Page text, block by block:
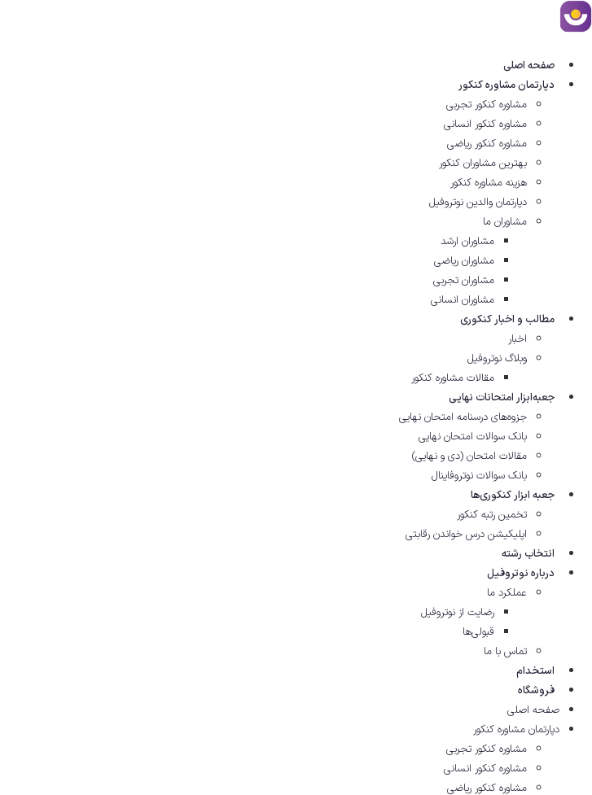
پرش
به
صفحه اصلی
دپارتمان مشاوره کنکور
مشاوره کنکور تجربی
مشاوره کنکور انسانی
مشاوره کنکور ریاضی
بهترین مشاوران کنکور
هزینه مشاوره کنکور
دپارتمان والدین نوتروفیل
مشاوران ما
مشاوران ارشد
مشاوران ریاضی
مشاوران تجربی
مشاوران انسانی
مطالب و اخبار کنکوری
اخبار
وبلاگ نوتروفیل
مقالات مشاوره‌ کنکور
جعبه‌ابزار امتحانات نهایی
جزوه‌های درسنامه امتحان نهایی
بانک سوالات امتحان نهایی
مقالات امتحان (دی و نهایی)
بانک سوالات نوتروفاینال
جعبه ابزار کنکوری‌ها
تخمین رتبه کنکور
اپلیکیشن درس خواندن رقابتی
انتخاب رشته
درباره نوتروفیل
عملکرد ما
رضایت از نوتروفیل
قبولی‌ها
تماس با ما
استخدام
فروشگاه
صفحه اصلی
دپارتمان مشاوره کنکور
مشاوره کنکور تجربی
مشاوره کنکور انسانی
مشاوره کنکور ریاضی